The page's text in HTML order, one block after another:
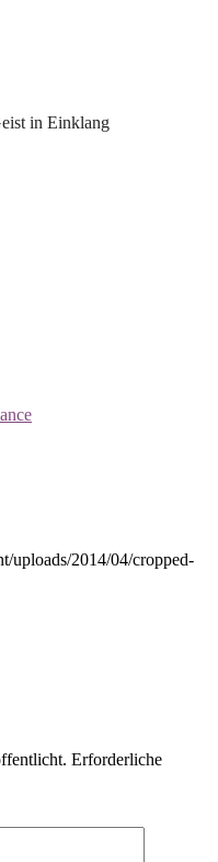
in Einklang
uploads/2014/04/cropped-
Erforderliche